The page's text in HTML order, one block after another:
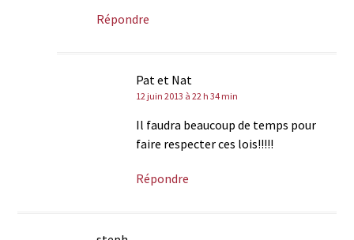
Répondre
Pat et Nat
12 juin 2013 à 22 h 34 min
Il faudra beaucoup de temps pour
faire respecter ces lois!!!!!
Répondre